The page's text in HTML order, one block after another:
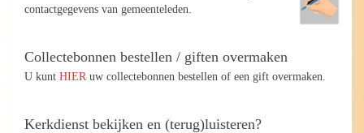
contactgegevens van gemeenteleden.
Collectebonnen bestellen / giften overmaken
U kunt HIER uw collectebonnen bestellen of een gift overmaken.
Kerkdienst bekijken en (terug)luisteren?